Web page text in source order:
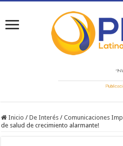
Inicio / De Interés / Comunicaciones
de salud de crecimiento alarmante!